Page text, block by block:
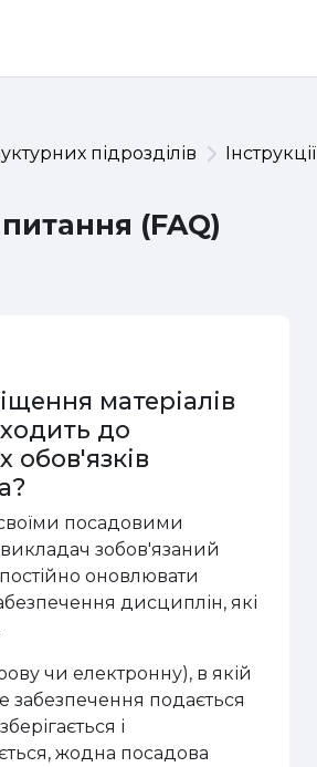
підрозділів
питання (FAQ)
курсу
матеріалів
до
обов'язків
своїми посадовими
зобов'язаний
оновлювати
дисциплін, які
чи електронну), в якій
забезпечення подається
і
жодна посадова